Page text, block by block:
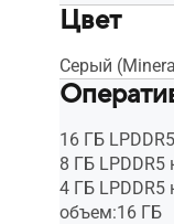
Цвет
Серый
16 ГБ
8 ГБ LPDDR5
4 ГБ LPDDR5
объем:16 ГБ